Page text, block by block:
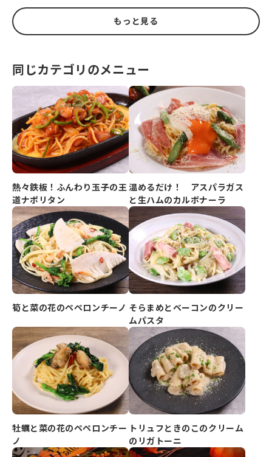
もっと見る
同じカテゴリのメニュー
熱々鉄板！ふんわり玉子の王
道ナポリタン
温めるだけ！ アスパラガス
と生ハムのカルボナーラ
筍と菜の花のペペロンチーノ そらまめとベーコンのクリー
ムパスタ
牡蠣と菜の花のペペロンチー
ノ
トリュフときのこのクリーム
のリガトーニ